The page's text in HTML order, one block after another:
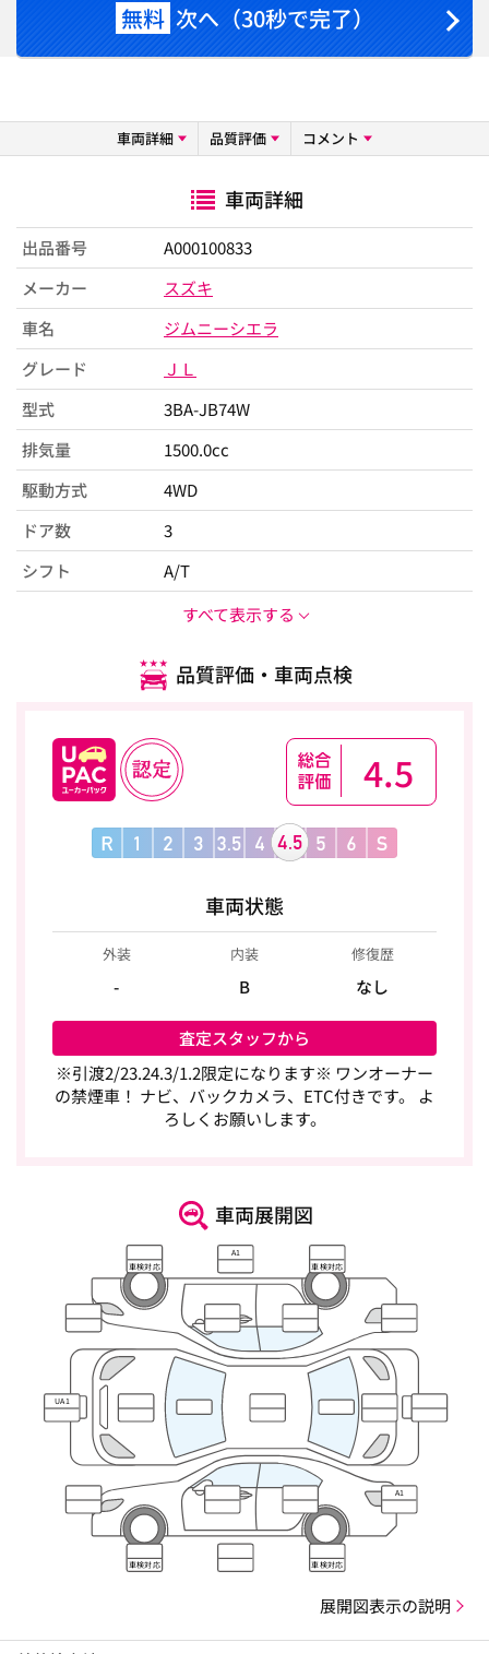
無料 次へ（30秒で完了）
車両詳細 品質評価 コメント
車両詳細
出品番号
A000100833
メーカー
スズキ
車名
ジムニーシエラ
グレード
ＪＬ
型式
3BA-JB74W
排気量
1500.0cc
駆動方式
4WD
ドア数
3
シフト
A/T
すべて表示する
品質評価・車両点検
4.5
車両状態
外装
-
内装
B
修復歴
なし
査定スタッフから
※引渡2/23.24.3/1.2限定になります※ ワンオーナー
の禁煙車！ ナビ、バックカメラ、ETC付きです。 よ
ろしくお願いします。
車両展開図
車検対応
A1
車検対応
UA1
A1
車検対応 車検対応
展開図表示の説明